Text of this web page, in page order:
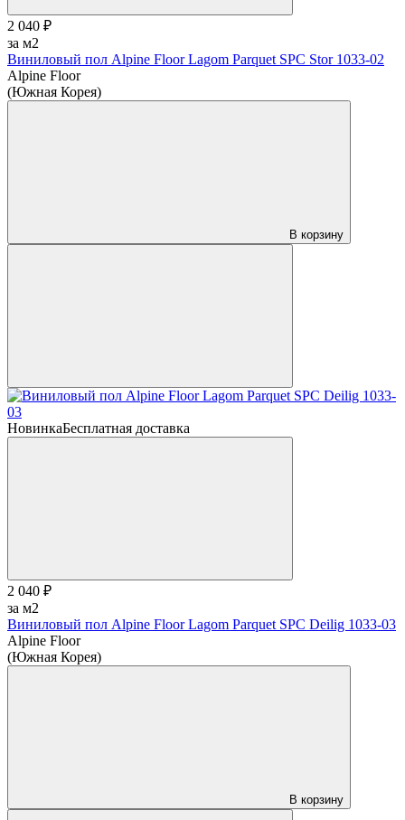
2 040 ₽
за м2
Виниловый пол Alpine Floor Lagom Parquet SPC Stor 1033-02
Alpine Floor
(Южная Корея)
В корзину
НовинкаБесплатная доставка
2 040 ₽
за м2
Виниловый пол Alpine Floor Lagom Parquet SPC Deilig 1033-03
Alpine Floor
(Южная Корея)
В корзину